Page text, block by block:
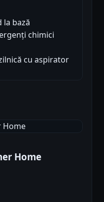
la bază
chimici
cu aspirator
Home